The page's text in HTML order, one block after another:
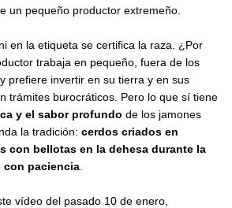
un pequeño productor extremeño.
en la etiqueta se certifica la raza. ¿Por
trabaja en pequeño, fuera de los
prefiere invertir en su tierra y en sus
trámites burocráticos. Pero lo que sí tiene
y el sabor profundo de los jamones
la tradición: cerdos criados en
con bellotas en la dehesa durante la
con paciencia
vídeo del pasado 10 de enero,